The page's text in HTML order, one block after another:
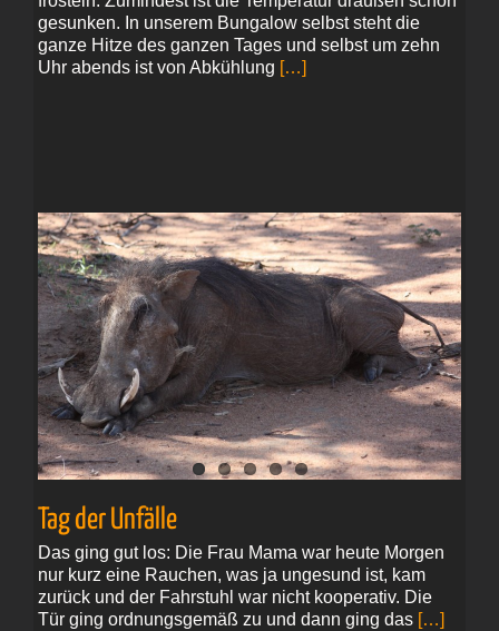
gesunken. In unserem Bungalow selbst steht die
ganze Hitze des ganzen Tages und selbst um zehn
Uhr abends ist von Abkühlung […]
Tag der Unfälle
Das ging gut los: Die Frau Mama war heute Morgen
nur kurz eine Rauchen, was ja ungesund ist, kam
zurück und der Fahrstuhl war nicht kooperativ. Die
Tür ging ordnungsgemäß zu und dann ging das[…]